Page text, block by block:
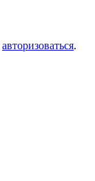
авторизоваться.